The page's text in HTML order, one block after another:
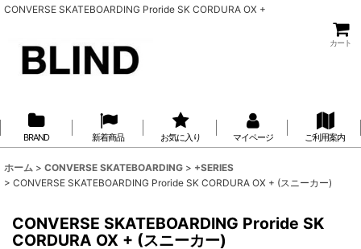
CONVERSE SKATEBOARDING Proride SK CORDURA OX +
カート
BRAND 新着商品 お気に入り マイページ ご利用案内
ホーム > CONVERSE SKATEBOARDING > +SERIES
> CONVERSE SKATEBOARDING Proride SK CORDURA OX + (スニーカー)
CONVERSE SKATEBOARDING Proride SK
CORDURA OX + (スニーカー)